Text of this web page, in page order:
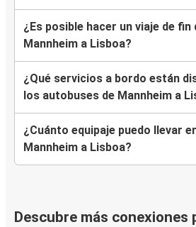
¿Es posible hacer un viaje de fin
Mannheim a Lisboa?
¿Qué servicios a bordo están
los autobuses de Mannheim a
¿Cuánto equipaje puedo llevar
Mannheim a Lisboa?
Descubre más conexiones